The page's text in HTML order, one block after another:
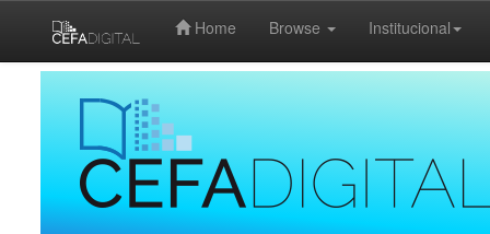
Home Browse Institucional